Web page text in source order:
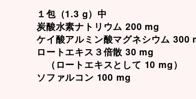
１包（1.3 g）中
炭酸水素ナトリウム 200 mg
ケイ酸アルミン酸マグネシウム 300
ロートエキス３倍散 30 mg
（ロートエキスとして 10 mg）
ソファルコン 100 mg